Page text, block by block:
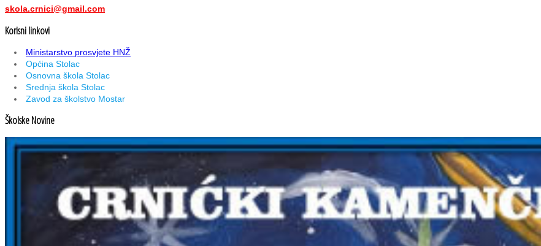
skola.crnici@gmail.com
Korisni linkovi
Ministarstvo prosvjete HNŽ
Općina Stolac
Osnovna škola Stolac
Srednja škola Stolac
Zavod za školstvo Mostar
Školske Novine